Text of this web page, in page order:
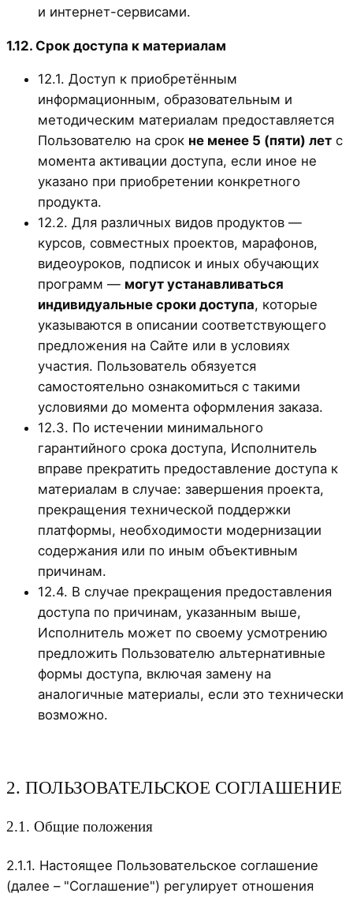
и интернет-сервисами.
1.12. Срок доступа к материалам
12.1. Доступ к приобретённым
информационным, образовательным и
методическим материалам предоставляется
Пользователю на срок не менее 5 (пяти) лет с
момента активации доступа, если иное не
указано при приобретении конкретного
продукта.
12.2. Для различных видов продуктов —
курсов, совместных проектов, марафонов,
видеоуроков, подписок и иных обучающих
программ — могут устанавливаться
индивидуальные сроки доступа, которые
указываются в описании соответствующего
предложения на Сайте или в условиях
участия. Пользователь обязуется
самостоятельно ознакомиться с такими
условиями до момента оформления заказа.
12.3. По истечении минимального
гарантийного срока доступа, Исполнитель
вправе прекратить предоставление доступа к
материалам в случае: завершения проекта,
прекращения технической поддержки
платформы, необходимости модернизации
содержания или по иным объективным
причинам.
12.4. В случае прекращения предоставления
доступа по причинам, указанным выше,
Исполнитель может по своему усмотрению
предложить Пользователю альтернативные
формы доступа, включая замену на
аналогичные материалы, если это технически
возможно.
2. ПОЛЬЗОВАТЕЛЬСКОЕ СОГЛАШЕНИЕ
2.1. Общие положения
2.1.1. Настоящее Пользовательское соглашение
(далее – "Соглашение") регулирует отношения